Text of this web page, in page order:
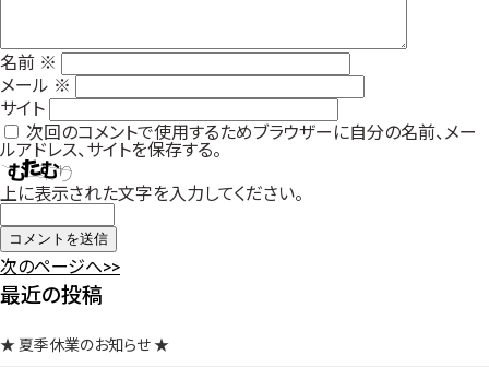
名前 ※
メール ※
サイト
次回のコメントで使用するためブラウザーに自分の名前、メー
ルアドレス、サイトを保存する。
上に表示された文字を入力してください。
次のページへ>>
最近の投稿
★ 夏季休業のお知らせ ★